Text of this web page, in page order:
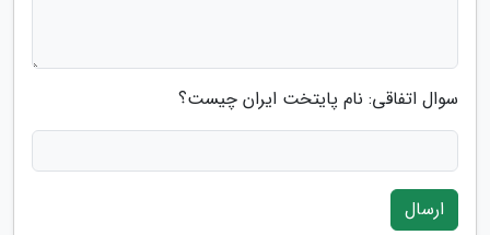
سوال اتفاقی: نام پایتخت ایران چیست؟
ارسال